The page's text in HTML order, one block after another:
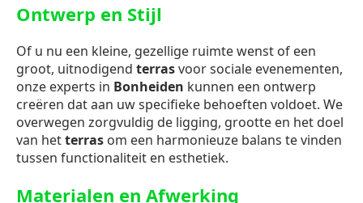
Ontwerp en Stijl
Of u nu een kleine, gezellige ruimte wenst of een
groot, uitnodigend terrasvoor sociale evenementen,
onze experts in Bonheiden kunnen een ontwerp
creëren dat aan uw specifieke behoeften voldoet. We
overwegen zorgvuldig de ligging, grootte en het doel
van hetterras om een harmonieuze balans te vinden
tussen functionaliteit en esthetiek.
Materialen en Afwerking